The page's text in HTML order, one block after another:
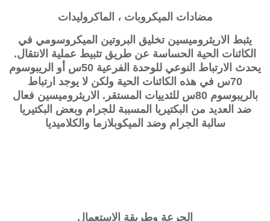
مضادات الميكروبات ، الماكروليدات
يثبط الاريثروميسين تخليق البروتين الميكروسومي في
الكائنات الحية الحساسة عن طريق تثبيط عملية الانتقال.
يحدث الارتباط النوعي للوحدة الفرعية 50س أو الريبوسوم
70س في هذه الكائنات الحية ولكن لا يوجد ارتباط
بالريبوسوم 80س للثدييات المستقر. الاريثروميسين فعال
ضد العديد من البكتيريا المسببة للجرام وبعض البكتيريا
سالبة الجرام وضد الميكوبلازما والكلاميديا
الجرعة وطريقة الاستعمال